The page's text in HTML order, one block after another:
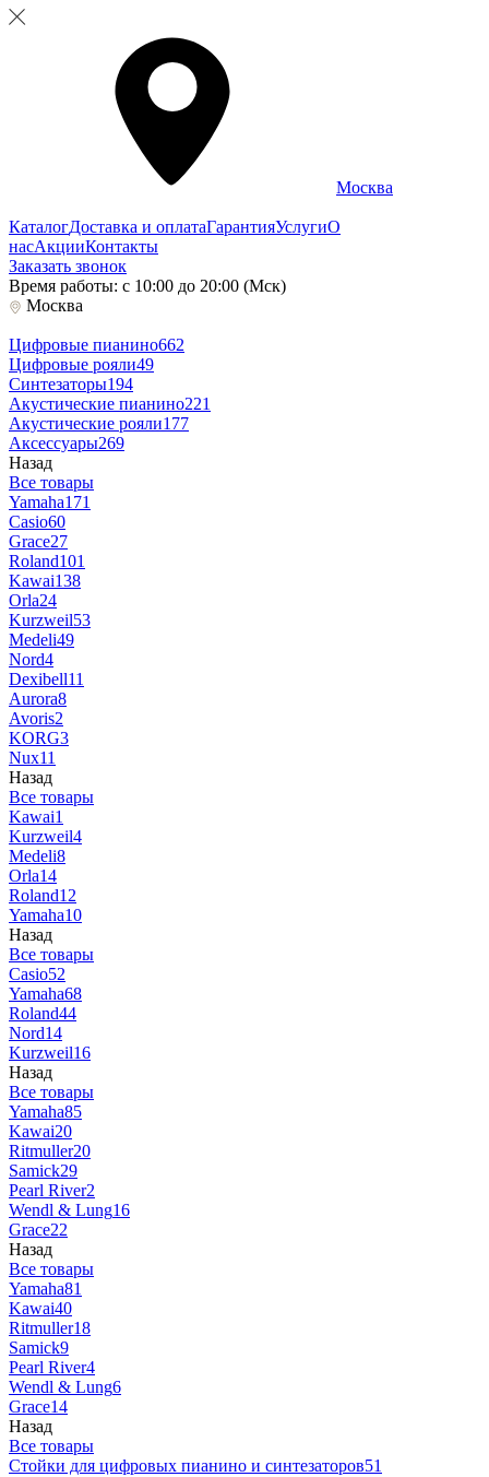
Москва
КаталогДоставка и оплатаГарантияУслугиО
насАкцииКонтакты
Заказать звонок
Время работы: с 10:00 до 20:00 (Мск)
Москва
Цифровые пианино662
Цифровые рояли49
Синтезаторы194
Акустические пианино221
Акустические рояли177
Аксессуары269
Назад
Все товары
Yamaha171
Casio60
Grace27
Roland101
Kawai138
Orla24
Kurzweil53
Medeli49
Nord4
Dexibell11
Aurora8
Avoris2
KORG3
Nux11
Назад
Все товары
Kawai1
Kurzweil4
Medeli8
Orla14
Roland12
Yamaha10
Назад
Все товары
Casio52
Yamaha68
Roland44
Nord14
Kurzweil16
Назад
Все товары
Yamaha85
Kawai20
Ritmuller20
Samick29
Pearl River2
Wendl & Lung16
Grace22
Назад
Все товары
Yamaha81
Kawai40
Ritmuller18
Samick9
Pearl River4
Wendl & Lung6
Grace14
Назад
Все товары
Стойки для цифровых пианино и синтезаторов51